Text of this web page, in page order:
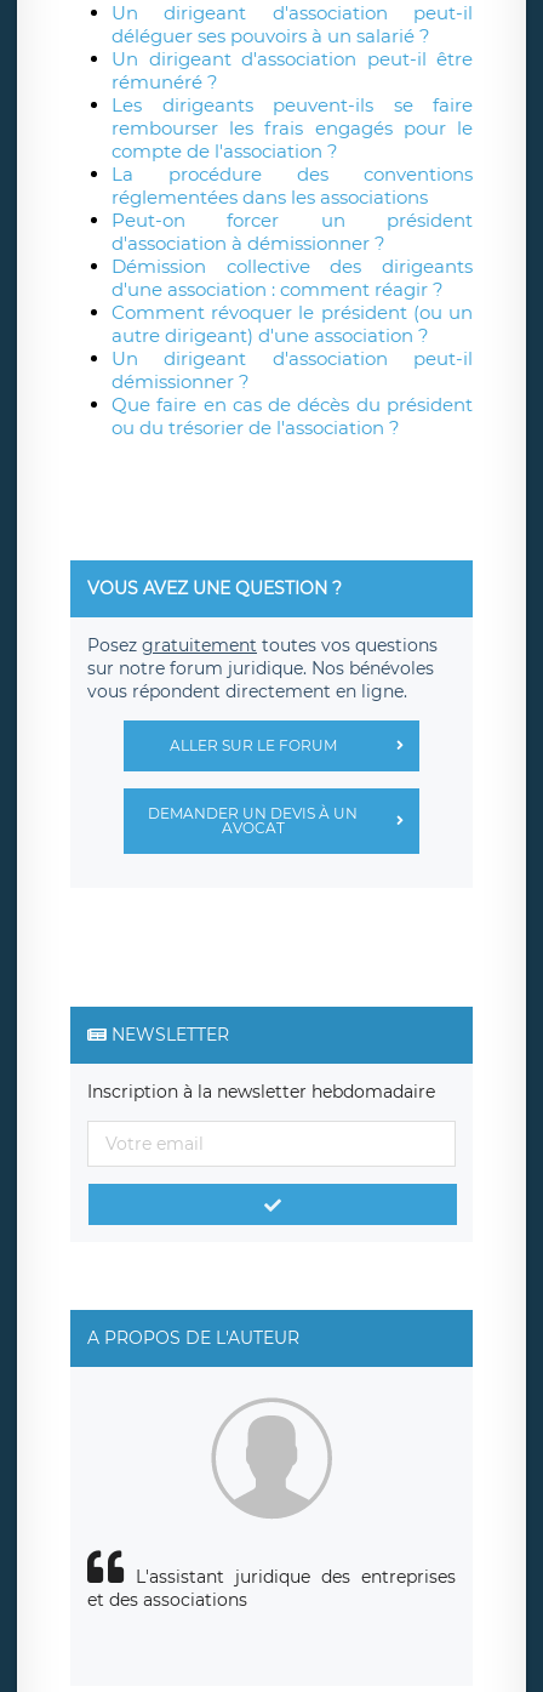
Un dirigeant d'association peut-il
déléguer ses pouvoirs à un salarié ?
Un dirigeant d'association peut-il être
rémunéré ?
Les dirigeants peuvent-ils se faire
rembourser les frais engagés pour le
compte de l'association ?
La procédure des conventions
réglementées dans les associations
Peut-on forcer un président
d'association à démissionner ?
Démission collective des dirigeants
d'une association : comment réagir ?
Comment révoquer le président (ou un
autre dirigeant) d'une association ?
Un dirigeant d'association peut-il
démissionner ?
Que faire en cas de décès du président
ou du trésorier de l'association ?
VOUS AVEZ UNE QUESTION ?
Posez gratuitement toutes vos questions
sur notre forum juridique. Nos bénévoles
vous répondent directement en ligne.
ALLER SUR LE FORUM
DEMANDER UN DEVIS À UN
AVOCAT
NEWSLETTER
Inscription à la newsletter hebdomadaire
A PROPOS DE L'AUTEUR
L'assistant juridique des entreprises
et des associations